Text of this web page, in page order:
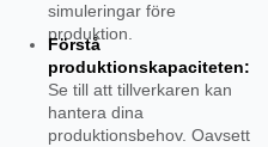
simuleringar före
produktion.
Förstå
produktionskapaciteten:
Se till att tillverkaren kan
hantera dina
produktionsbehov. Oavsett